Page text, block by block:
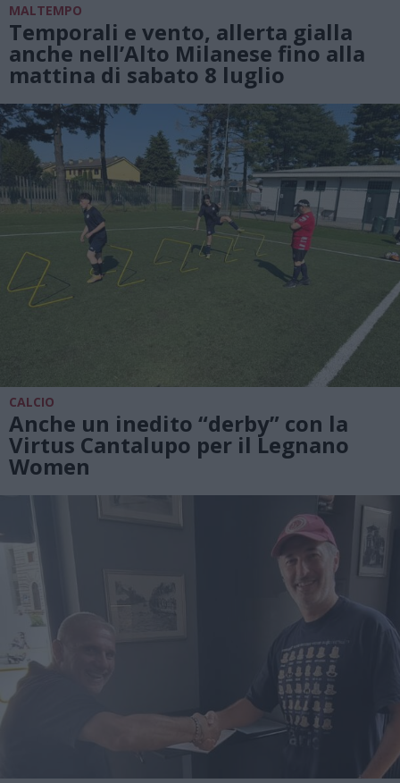
MALTEMPO
Temporali e vento, allerta gialla
anche nell’Alto Milanese fino alla
mattina di sabato 8 luglio
CALCIO
Anche un inedito “derby” con la
Virtus Cantalupo per il Legnano
Women